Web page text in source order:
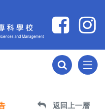
返回上一層